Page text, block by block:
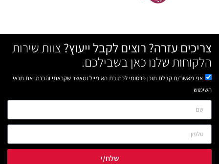
צריכים עזרה? רוצים לקבל ייעוץ? צוות שירות
הלקוחות שלנו כאן בשבילכם.
אני מאשר/ת קבלת תוכן פרסומי לכתובת האימייל ומאשר שקראתי והבנתי את תנאי
השימוש
שלח/י